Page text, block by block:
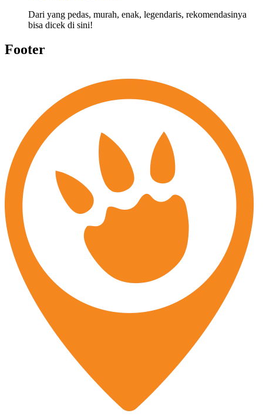
Dari yang pedas, murah, enak, legendaris, rekomendasinya
bisa dicek di sini!
Footer